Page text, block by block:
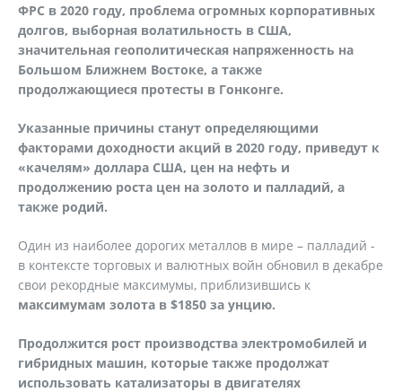
ФРС в 2020 году, проблема огромных корпоративных
долгов, выборная волатильность в США,
значительная геополитическая напряженность на
Большом Ближнем Востоке, а также
продолжающиеся протесты в Гонконге.
Указанные причины станут определяющими
факторами доходности акций в 2020 году, приведут к
«качелям» доллара США, цен на нефть и
продолжению роста цен на золото и палладий, а
также родий.
Один из наиболее дорогих металлов в мире – палладий -
в контексте торговых и валютных войн обновил в декабре
свои рекордные максимумы, приблизившись к
максимумам золота в $1850 за унцию.
Продолжится рост производства электромобилей и
гибридных машин, которые также продолжат
использовать катализаторы в двигателях